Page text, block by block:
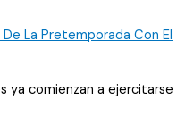
ya comienzan a ejercitarse